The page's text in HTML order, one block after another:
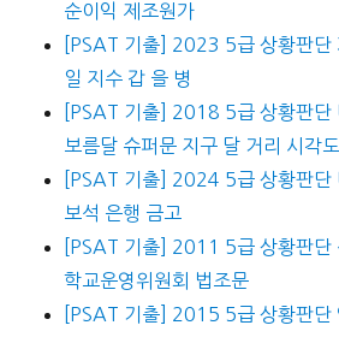
순이익 제조원가
[PSAT 기출] 2023 5급 상황판단
일 지수 갑 을 병
[PSAT 기출] 2018 5급 상황판단
보름달 슈퍼문 지구 달 거리 시각도
[PSAT 기출] 2024 5급 상황판단
보석 은행 금고
[PSAT 기출] 2011 5급 상황판단
학교운영위원회 법조문
[PSAT 기출] 2015 5급 상황판단